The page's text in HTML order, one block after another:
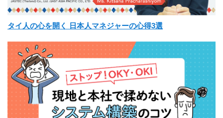
タイ人の心を開く 日本人マネジャーの心得3選